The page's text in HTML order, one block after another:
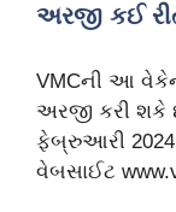
અરજી કઈ
VMCની આ
અરજી કરી શકે
ફેબ્રુઆરી 2024
વેબસાઈટ